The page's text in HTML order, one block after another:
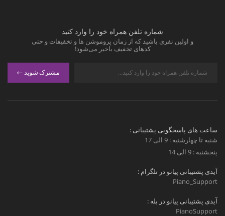
شماره تلفن همراه خود را وارد کنید
و اولین نفری باشید که از زمان پروموشن ها و تخفیفات و حتی
کدهای تخفیف باخبر می‌شود!
مشترک شوید
ساعت های پاسخگویی پشتیبانی :
شنبه تا چهارشنبه : 9 الی 17
پنجشنبه : 9 الی 14
آیدی پشتیبانی پیانو در تلگرام :
Piano_Support
آیدی پشتیبانی پیانو در بله :
PianoSupport